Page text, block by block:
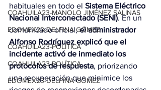
COAHUILA23-MANOLO JIMÉNEZ SALINAS
EDOMEX23-DELFINA GÓMEZ
COAHUILA23-POLÍTICA
COAHUILA23-POLÍTICA
EDOMEX23-DELFINA GÓMEZ
habituales en todo el Sistema Eléctrico
Nacional Interconectado (SENI). En un
comunicado oficial, el administrador
Alfonso Rodríguez explicó que el
incidente activó de inmediato los
protocolos de respuesta, priorizando
una recuperación que minimice los